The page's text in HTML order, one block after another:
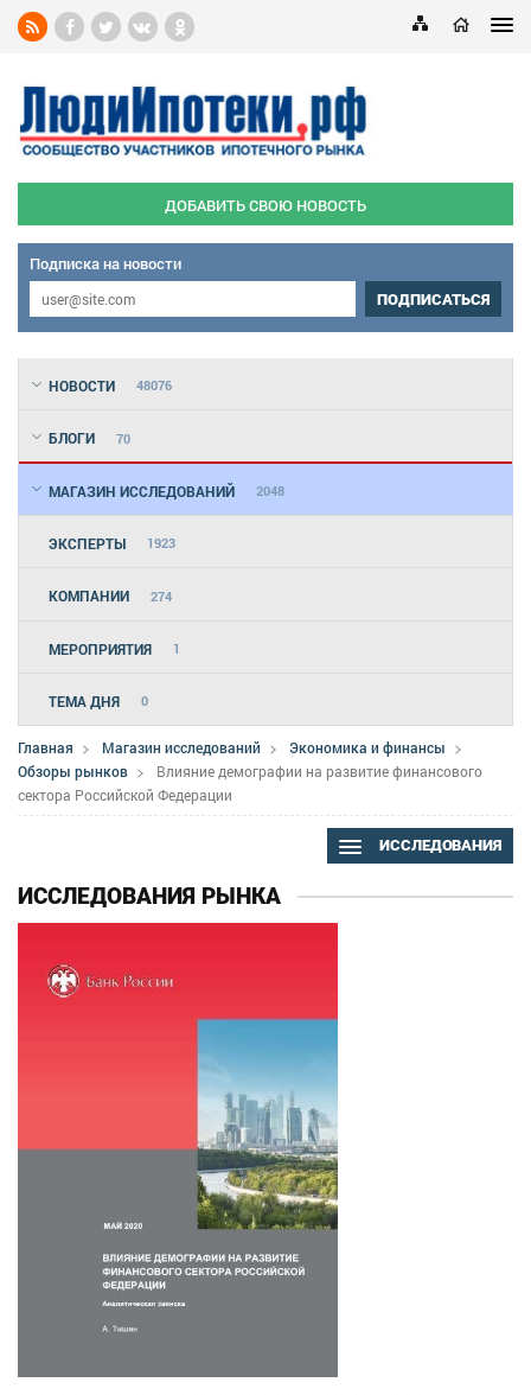
ДОБАВИТЬ СВОЮ НОВОСТЬ
Подписка на новости
ПОДПИСАТЬСЯ
НОВОСТИ 48076
БЛОГИ 70
МАГАЗИН ИССЛЕДОВАНИЙ 2048
ЭКСПЕРТЫ 1923
КОМПАНИИ 274
МЕРОПРИЯТИЯ 1
ТЕМА ДНЯ 0
Главная Магазин исследований
Экономика и финансы
Обзоры рынков
Влияние демографии на развитие финансового
сектора Российской Федерации
ИССЛЕДОВАНИЯ
ИССЛЕДОВАНИЯ РЫНКА